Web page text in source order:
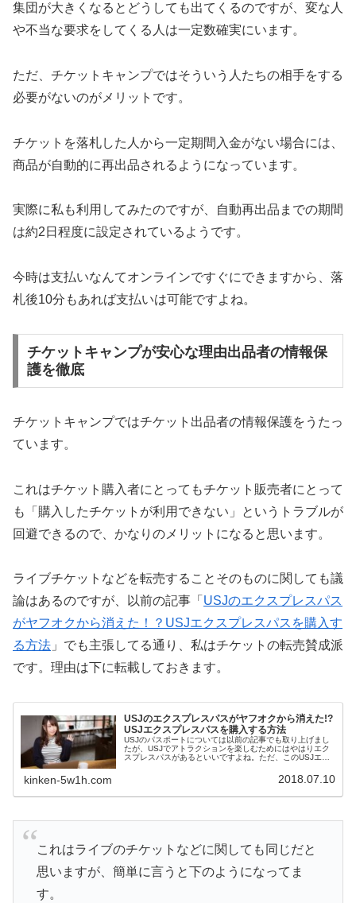
集団が大きくなるとどうしても出てくるのですが、変な人
や不当な要求をしてくる人は一定数確実にいます。
ただ、チケットキャンプではそういう人たちの相手をする
必要がないのがメリットです。
チケットを落札した人から一定期間入金がない場合には、
商品が自動的に再出品されるようになっています。
実際に私も利用してみたのですが、自動再出品までの期間
は約2日程度に設定されているようです。
今時は支払いなんてオンラインですぐにできますから、落
札後10分もあれば支払いは可能ですよね。
チケットキャンプが安心な理由出品者の情報保
護を徹底
チケットキャンプではチケット出品者の情報保護をうたっ
ています。
これはチケット購入者にとってもチケット販売者にとって
も「購入したチケットが利用できない」というトラブルが
回避できるので、かなりのメリットになると思います。
ライブチケットなどを転売することそのものに関しても議
論はあるのですが、以前の記事「 USJのエクスプレスパス
がヤフオクから消えた！？USJエクスプレスパスを購入す
る方法 」でも主張してる通り、私はチケットの転売賛成派
です。理由は下に転載しておきます。
USJのエクスプレスパスがヤフオクから消えた!?
USJエクスプレスパスを購入する方法
USJのパスポートについては以前の記事でも取り上げまし
たが、USJでアトラクションを楽しむためにはやはりエク
スプレスパスがあるといいですよね。ただ、このUSJエク
存知でしたか？これにはある理由があります。
kinken-5w1h.com 2018.07.10
これはライブのチケットなどに関しても同じだと
思いますが、簡単に言うと下のようになってま
す。